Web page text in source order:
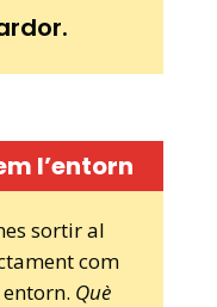
l’entorn
sortir al
com
Què